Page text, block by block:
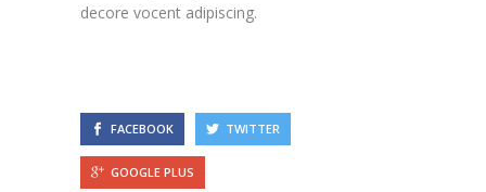
decore vocent adipiscing.
FACEBOOK TWITTER
GOOGLE PLUS